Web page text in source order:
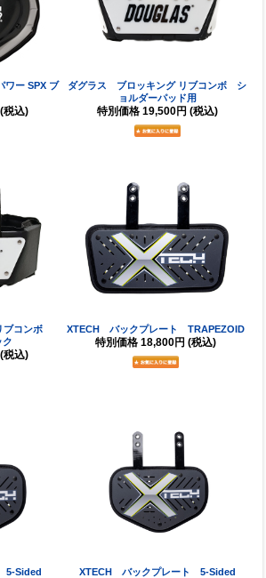
ー SPX ブ
(税込)
ダグラス ブロッキング リブコンボ シ
ョルダーパッド用
特別価格 19,500円 (税込)
ブコンボ
(税込)
XTECH バックプレート TRAPEZOID
特別価格 18,800円 (税込)
5-Sided
XTECH バックプレート 5-Sided